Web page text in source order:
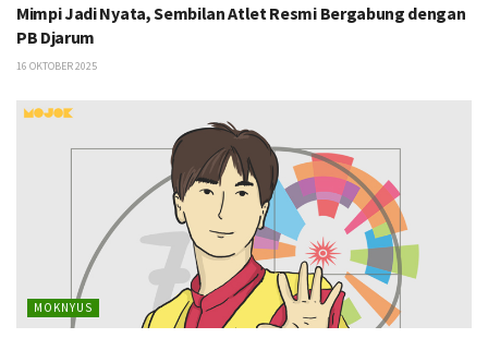
Mimpi Jadi Nyata, Sembilan Atlet Resmi Bergabung dengan
PB Djarum
16 OKTOBER 2025
MOKNYUS